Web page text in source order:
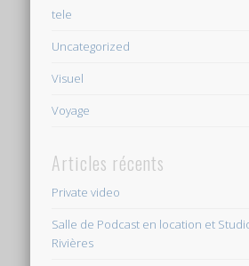
tele
Uncategorized
Visuel
Voyage
Articles récents
Private video
Salle de Podcast en location et
Rivières